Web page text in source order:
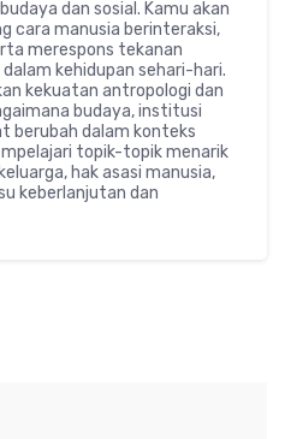
dan sosial. Kamu akan
cara manusia berinteraksi,
merespons tekanan
kehidupan sehari-hari.
kekuatan antropologi dan
budaya, institusi
berubah dalam konteks
topik-topik menarik
hak asasi manusia,
keberlanjutan dan